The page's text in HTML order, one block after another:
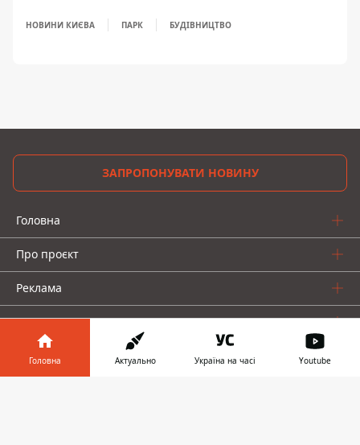
НОВИНИ КИЄВА ПАРК БУДІВНИЦТВО
ЗАПРОПОНУВАТИ НОВИНУ
Головна
Про проєкт
Реклама
Про нас
Головна Актуально Україна на часі Youtube